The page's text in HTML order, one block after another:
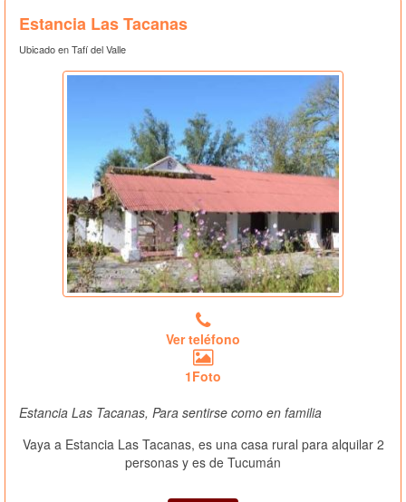
Estancia Las Tacanas
Ubicado en Tafí del Valle
Ver teléfono
1Foto
Estancia Las Tacanas, Para sentirse como en familia
Vaya a Estancia Las Tacanas, es una casa rural para alquilar 2
personas y es de Tucumán